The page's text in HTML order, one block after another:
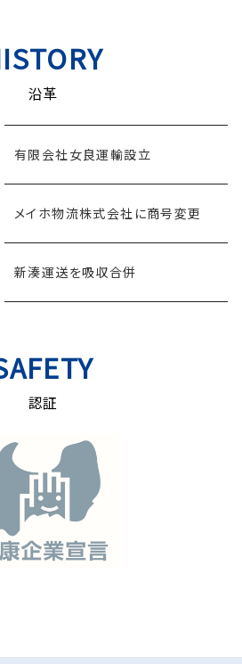
沿革
有限会社女良運輸設立
メイホ物流株式会社に商号変更
新湊運送を吸収合併
認証